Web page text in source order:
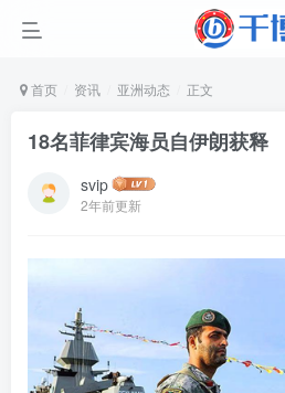
首页 资讯 亚洲动态 正文
18名菲律宾海员自伊朗获释
svip
2年前更新